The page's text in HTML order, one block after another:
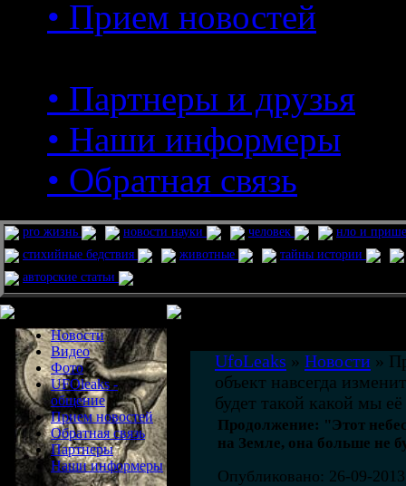
• Прием новостей
• Партнеры и друзья
• Наши информеры
• Обратная связь
pro жизнь новости науки человек
нло и
стихийные бедствия
животные
тайны истории
авторские статьи
Новости
Видео
Фото
UFOleaks -
общение
Прием новостей
Обратная связь
Партнеры
Наши информеры
UfoLeaks » Новости »
объект навсегда
будет такой какой мы
Продолжение: "Этот
на Земле, она больше не
Опубликовано: 26-09-